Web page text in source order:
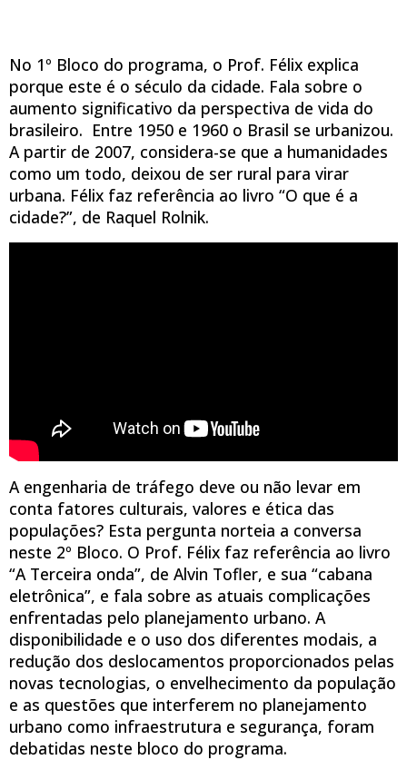
No 1º Bloco do programa, o Prof. Félix explica
porque este é o século da cidade. Fala sobre o
aumento significativo da perspectiva de vida do
brasileiro. Entre 1950 e 1960 o Brasil se urbanizou.
A partir de 2007, considera-se que a humanidades
como um todo, deixou de ser rural para virar
urbana. Félix faz referência ao livro “O que é a
cidade?”, de Raquel Rolnik.
A engenharia de tráfego deve ou não levar em
conta fatores culturais, valores e ética das
populações? Esta pergunta norteia a conversa
neste 2º Bloco. O Prof. Félix faz referência ao livro
“A Terceira onda”, de Alvin Tofler, e sua “cabana
eletrônica”, e fala sobre as atuais complicações
enfrentadas pelo planejamento urbano. A
disponibilidade e o uso dos diferentes modais, a
redução dos deslocamentos proporcionados pelas
novas tecnologias, o envelhecimento da população
e as questões que interferem no planejamento
urbano como infraestrutura e segurança, foram
debatidas neste bloco do programa.